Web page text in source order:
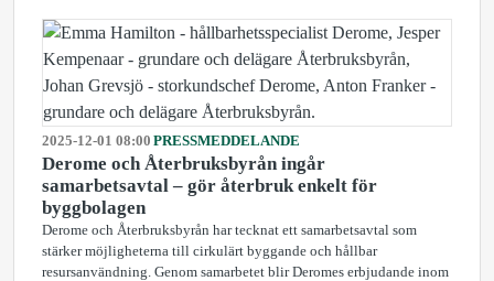
2025-12-01 08:00 PRESSMEDDELANDE
Derome och Återbruksbyrån ingår
samarbetsavtal – gör återbruk enkelt för
byggbolagen
Derome och Återbruksbyrån har tecknat ett samarbetsavtal som
stärker möjligheterna till cirkulärt byggande och hållbar
resursanvändning. Genom samarbetet blir Deromes erbjudande inom